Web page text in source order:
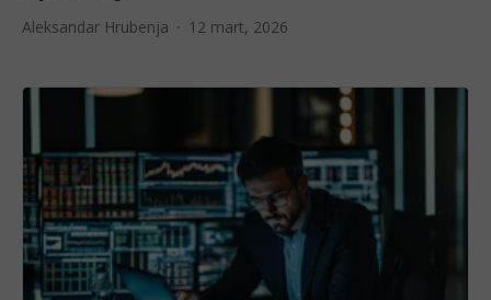
Aleksandar Hrubenja 12 mart, 2026